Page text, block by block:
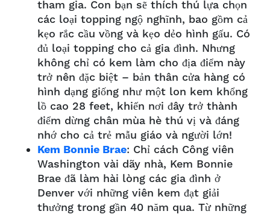
tham gia. Con bạn sẽ thích thú lựa chọn
các loại topping ngộ nghĩnh, bao gồm cả
kẹo rắc cầu vồng và kẹo dẻo hình gấu. Có
đủ loại topping cho cả gia đình. Nhưng
không chỉ có kem làm cho địa điểm này
trở nên đặc biệt – bản thân cửa hàng có
hình dạng giống như một lon kem khổng
lồ cao 28 feet, khiến nơi đây trở thành
điểm dừng chân mùa hè thú vị và đáng
nhớ cho cả trẻ mẫu giáo và người lớn!
Kem Bonnie Brae: Chỉ cách Công viên
Washington vài dãy nhà, Kem Bonnie
Brae đã làm hài lòng các gia đình ở
Denver với những viên kem đạt giải
thưởng trong gần 40 năm qua. Từ những